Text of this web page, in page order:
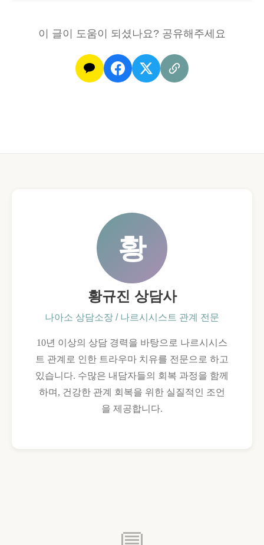
이 글이 도움이 되셨나요? 공유해주세요
황
황규진 상담사
나아소 상담소장 / 나르시시스트 관계 전문
10년 이상의 상담 경력을 바탕으로 나르시시스
트 관계로 인한 트라우마 치유를 전문으로 하고
있습니다. 수많은 내담자들의 회복 과정을 함께
하며, 건강한 관계 회복을 위한 실질적인 조언
을 제공합니다.